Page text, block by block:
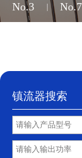
No.3 No.7
镇流器搜索